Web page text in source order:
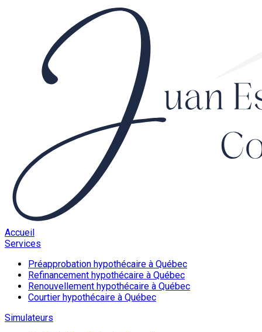
Accueil
Services
Préapprobation hypothécaire à Québec
Refinancement hypothécaire à Québec
Renouvellement hypothécaire à Québec
Courtier hypothécaire à Québec
Simulateurs